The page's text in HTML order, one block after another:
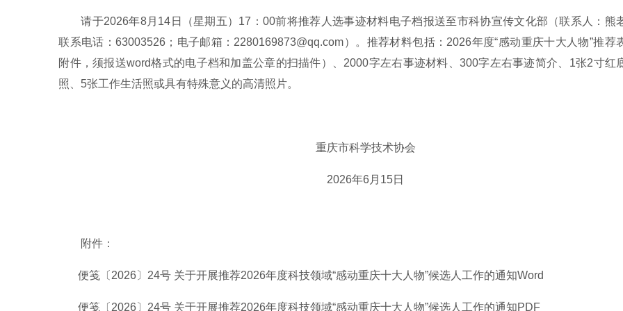
请于2026年8月14日（星期五）17：00前将推荐人选事迹材料电子档报送至市科协宣传文化部（联系人：熊
联系电话：63003526；电子邮箱：2280169873@qq.com）。推荐材料包括：2026年度“感动重庆十大人物”推荐
附件，须报送word格式的电子档和加盖公章的扫描件）、2000字左右事迹材料、300字左右事迹简介、1张2寸红
照、5张工作生活照或具有特殊意义的高清照片。
重庆市科学技术协会
2026年6月15日
附件：
便笺〔2026〕24号 关于开展推荐2026年度科技领域“感动重庆十大人物”候选人工作的通知Word
便笺〔2026〕24号 关于开展推荐2026年度科技领域“感动重庆十大人物”候选人工作的通知PDF